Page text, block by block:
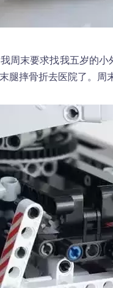
周末要求找我五岁的
腿摔骨折去医院了。